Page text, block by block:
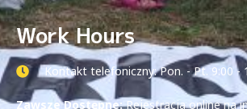
Work Hours
Kontakt telefoniczny: Pon. - Pt. 9:00 -
Zawsze Dostępne:Rejestracja online na